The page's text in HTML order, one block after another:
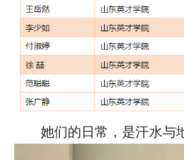
她们的日常，是汗水